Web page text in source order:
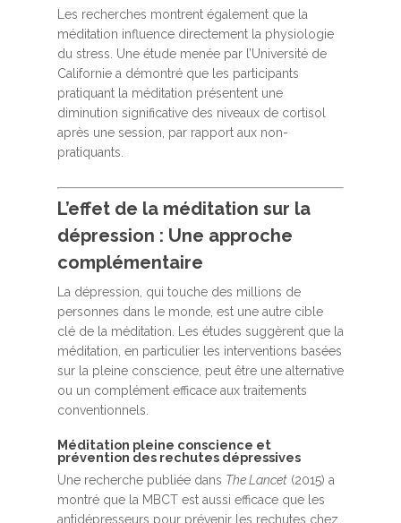
Les recherches montrent également que la
méditation influence directement la physiologie
du stress. Une étude menée par l’Université de
Californie a démontré que les participants
pratiquant la méditation présentent une
diminution significative des niveaux de cortisol
après une session, par rapport aux non-
pratiquants.
L’effet de la méditation sur la
dépression : Une approche
complémentaire
La dépression, qui touche des millions de
personnes dans le monde, est une autre cible
clé de la méditation. Les études suggèrent que la
méditation, en particulier les interventions basées
sur la pleine conscience, peut être une alternative
ou un complément efficace aux traitements
conventionnels.
Méditation pleine conscience et
prévention des rechutes dépressives
Une recherche publiée dans The Lancet (2015) a
montré que la MBCT est aussi efficace que les
antidépresseurs pour prévenir les rechutes chez